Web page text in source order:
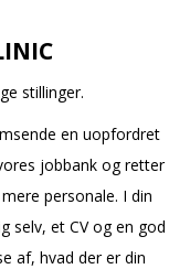
stillinger.
en uopfordret
jobbank og retter
personale. I din
selv, et CV og en god
af, hvad der er din